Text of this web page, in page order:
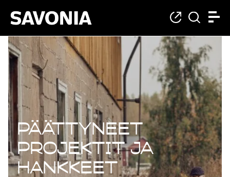
Päättyneet
Päättyneet
projektit ja
hankkeet